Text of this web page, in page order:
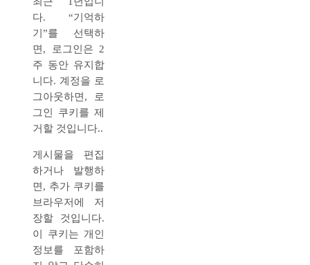
다. “기억하
기”를 선택하
면, 로그인은 2
주 동안 유지합
니다. 계정을 로
그아웃하면, 로
그인 쿠키를 제
거할 것입니다..
게시물을 편집
하거나 발행하
면, 추가 쿠키를
브라우저에 저
장할 것입니다.
이 쿠키는 개인
정보를 포함하